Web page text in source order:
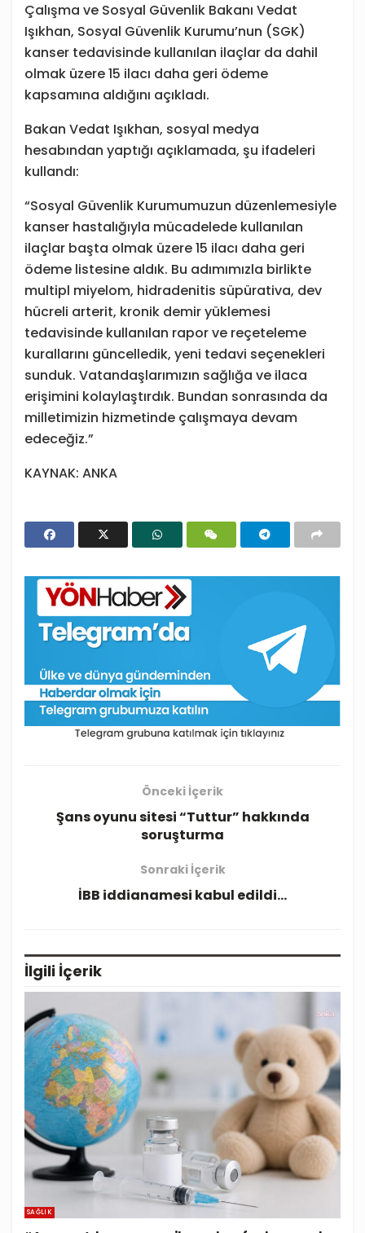
Çalışma ve Sosyal Güvenlik Bakanı Vedat
Işıkhan, Sosyal Güvenlik Kurumu’nun (SGK)
kanser tedavisinde kullanılan ilaçlar da dahil
olmak üzere 15 ilacı daha geri ödeme
kapsamına aldığını açıkladı.
Bakan Vedat Işıkhan, sosyal medya
hesabından yaptığı açıklamada, şu ifadeleri
kullandı:
“Sosyal Güvenlik Kurumumuzun düzenlemesiyle
kanser hastalığıyla mücadelede kullanılan
ilaçlar başta olmak üzere 15 ilacı daha geri
ödeme listesine aldık. Bu adımımızla birlikte
multipl miyelom, hidradenitis süpürativa, dev
hücreli arterit, kronik demir yüklemesi
tedavisinde kullanılan rapor ve reçeteleme
kurallarını güncelledik, yeni tedavi seçenekleri
sunduk. Vatandaşlarımızın sağlığa ve ilaca
erişimini kolaylaştırdık. Bundan sonrasında da
milletimizin hizmetinde çalışmaya devam
edeceğiz.”
KAYNAK: ANKA
Önceki İçerik
Şans oyunu sitesi “Tuttur” hakkında
soruşturma
Sonraki İçerik
İBB iddianamesi kabul edildi…
İlgili İçerik
SAĞLIK